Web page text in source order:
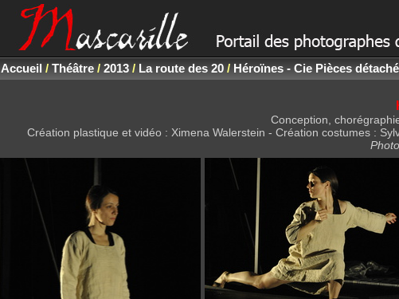
Accueil/ Théâtre/ 2013/ La route des 20/ Héroïnes - Cie Pièces
Conception,
Création plastique et vidéo : Ximena Walerstein - Création costumes :